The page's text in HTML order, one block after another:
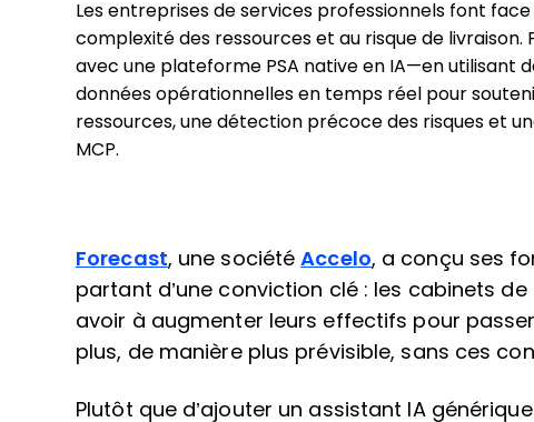
Les entreprises de services professionnels font
complexité des ressources et au risque de
avec une plateforme PSA native en IA—en utilisant
données opérationnelles en temps réel pour
ressources, une détection précoce des risques et
MCP.
Forecast, une sociétéAccelo, a conçu ses
partant d’une conviction clé : les cabinets
avoir à augmenter leurs effectifs pour passer
plus, de manière plus prévisible, sans ces
Plutôt que d’ajouter un assistant IA